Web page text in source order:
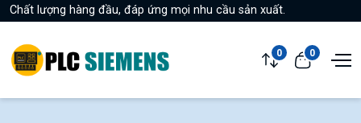
Chất lượng hàng đầu, đáp ứng mọi nhu cầu sản xuất.
0 0